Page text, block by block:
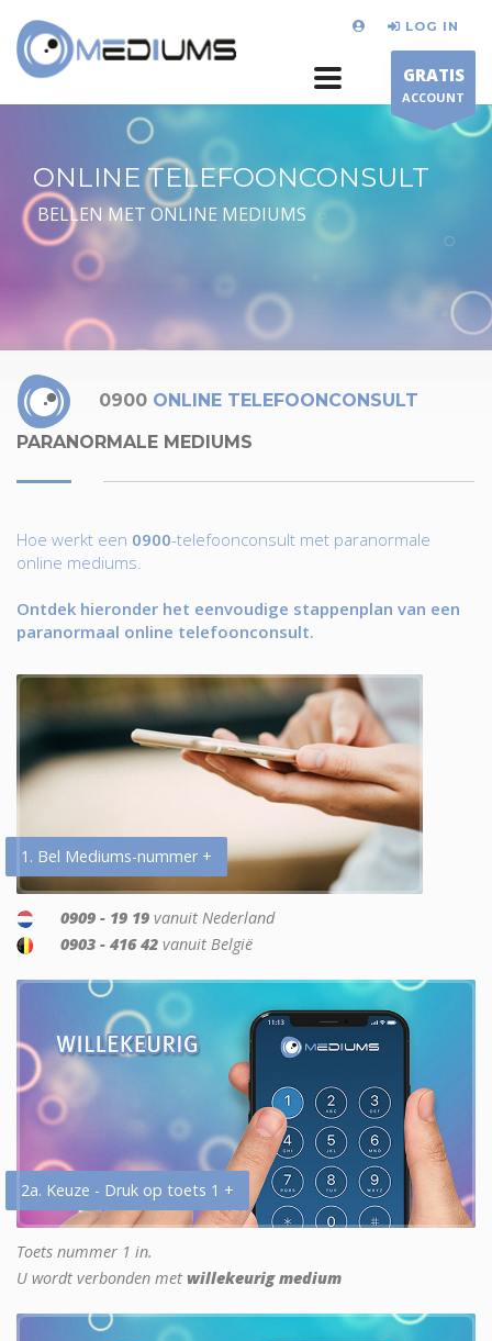
LOG IN
GRATIS
ACCOUNT
ONLINE TELEFOONCONSULT
BELLEN MET ONLINE MEDIUMS
0900 ONLINE TELEFOONCONSULT
PARANORMALE MEDIUMS
Hoe werkt een 0900-telefoonconsult met paranormale
online mediums.
Ontdek hieronder het eenvoudige stappenplan van een
paranormaal online telefoonconsult.
1. Bel Mediums-nummer +
0909 - 19 19 vanuit Nederland
0903 - 416 42 vanuit België
2a. Keuze - Druk op toets 1 +
Toets nummer 1 in.
U wordt verbonden met willekeurig medium